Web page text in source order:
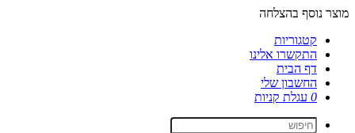
מוצר נוסף בהצלחה
קטגוריות
התקשרו אלינו
דף הבית
החשבון שלי
0 עגלת קניות